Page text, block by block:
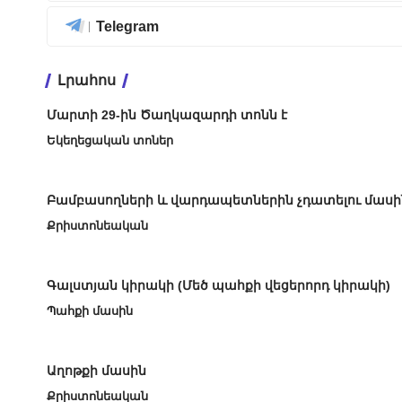
Telegram
Լրահոս
Մարտի 29-ին Ծաղկազարդի տոնն է
Եկեղեցական տոներ
Բամբասողների և վարդապետներին չդատելու
Քրիստոնեական
Գալստյան կիրակի (Մեծ պահքի վեցերորդ կիրակի)
Պահքի մասին
Աղոթքի մասին
Քրիստոնեական